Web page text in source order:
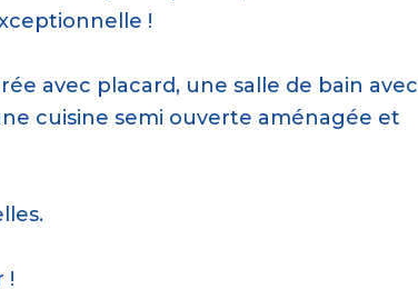
!
avec placard, une salle de bain avec
cuisine semi ouverte aménagée et
!